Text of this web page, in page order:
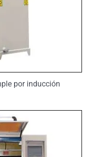
por inducción